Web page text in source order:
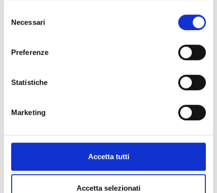
delNecessari
Preferenze
Statistiche
Marketing
Accetta tutti
Accetta selezionati